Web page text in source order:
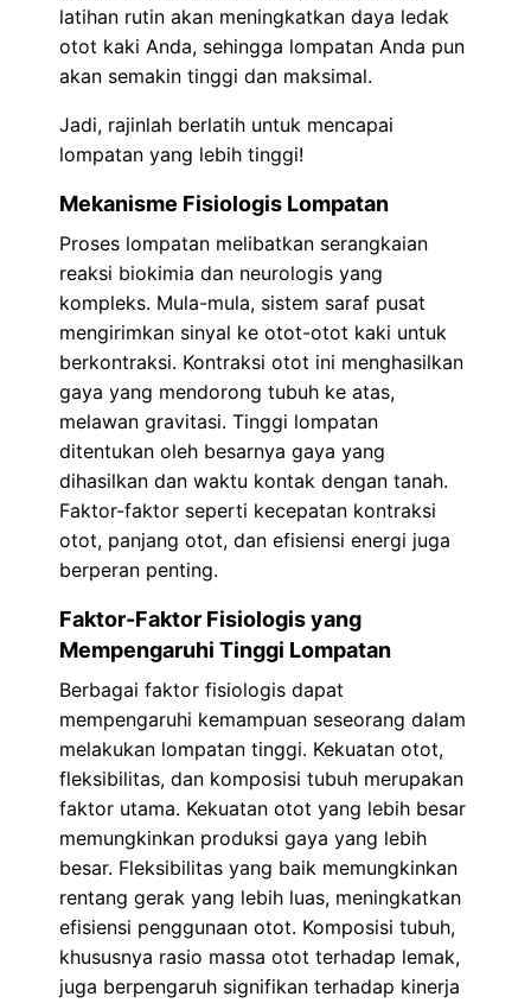
latihan rutin akan meningkatkan daya ledak
otot kaki Anda, sehingga lompatan Anda pun
akan semakin tinggi dan maksimal.
Jadi, rajinlah berlatih untuk mencapai
lompatan yang lebih tinggi!
Mekanisme Fisiologis Lompatan
Proses lompatan melibatkan serangkaian
reaksi biokimia dan neurologis yang
kompleks. Mula-mula, sistem saraf pusat
mengirimkan sinyal ke otot-otot kaki untuk
berkontraksi. Kontraksi otot ini menghasilkan
gaya yang mendorong tubuh ke atas,
melawan gravitasi. Tinggi lompatan
ditentukan oleh besarnya gaya yang
dihasilkan dan waktu kontak dengan tanah.
Faktor-faktor seperti kecepatan kontraksi
otot, panjang otot, dan efisiensi energi juga
berperan penting.
Faktor-Faktor Fisiologis yang
Mempengaruhi Tinggi Lompatan
Berbagai faktor fisiologis dapat
mempengaruhi kemampuan seseorang dalam
melakukan lompatan tinggi. Kekuatan otot,
fleksibilitas, dan komposisi tubuh merupakan
faktor utama. Kekuatan otot yang lebih besar
memungkinkan produksi gaya yang lebih
besar. Fleksibilitas yang baik memungkinkan
rentang gerak yang lebih luas, meningkatkan
efisiensi penggunaan otot. Komposisi tubuh,
khususnya rasio massa otot terhadap lemak,
juga berpengaruh signifikan terhadap kinerja